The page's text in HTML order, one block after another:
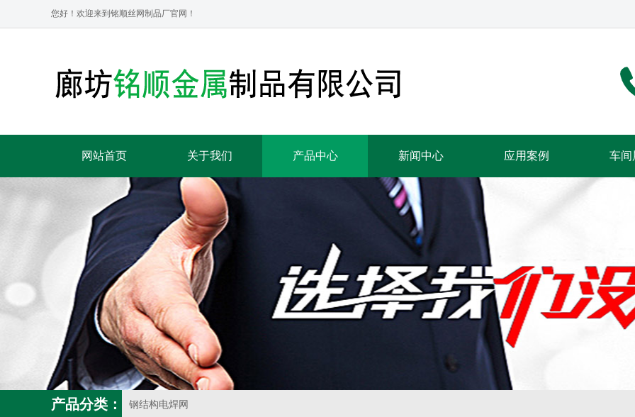
您好！欢迎来到铭顺丝网制品厂官网！
网站首页 关于我们 产品中心 新闻中心 应用案例 车间
产品分类： 钢结构电焊网